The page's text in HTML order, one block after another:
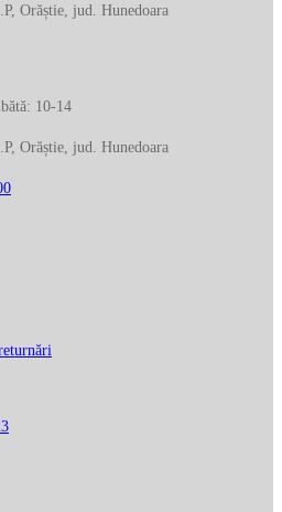
Orăștie, jud. Hunedoara
10-14
Orăștie, jud. Hunedoara